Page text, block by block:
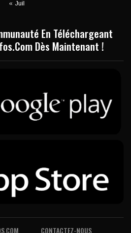
« Juil
En Téléchargeant
Dès Maintenant !
CONTACTEZ-NOUS